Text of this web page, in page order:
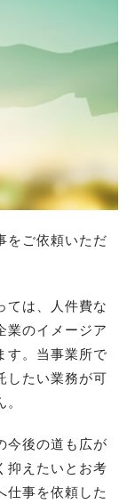
をご依頼いただ
ては、人件費な
業のイメージア
す。当事業所で
したい業務が可
今後の道も広が
抑えたいとお考
仕事を依頼した